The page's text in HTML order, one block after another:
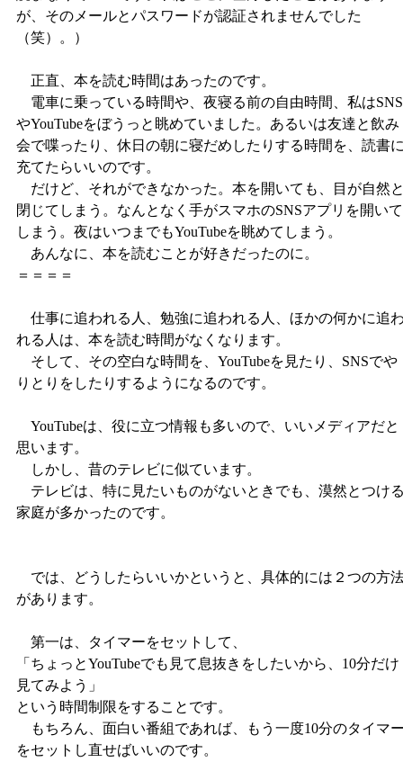
が、そのメールとパスワードが認証されませんでした
（笑）。）
正直、本を読む時間はあったのです。
電車に乗っている時間や、夜寝る前の自由時間、私はSNS
やYouTubeをぼうっと眺めていました。あるいは友達と飲み
会で喋ったり、休日の朝に寝だめしたりする時間を、読書
充てたらいいのです。
だけど、それができなかった。本を開いても、目が自然
閉じてしまう。なんとなく手がスマホのSNSアプリを開いて
しまう。夜はいつまでもYouTubeを眺めてしまう。
あんなに、本を読むことが好きだったのに。
＝＝＝＝
仕事に追われる人、勉強に追われる人、ほかの何かに追
れる人は、本を読む時間がなくなります。
そして、その空白な時間を、YouTubeを見たり、SNSでや
りとりをしたりするようになるのです。
YouTubeは、役に立つ情報も多いので、いいメディアだと
思います。
しかし、昔のテレビに似ています。
テレビは、特に見たいものがないときでも、漠然とつけ
家庭が多かったのです。
では、どうしたらいいかというと、具体的には２つの方
があります。
第一は、タイマーをセットして、
「ちょっとYouTubeでも見て息抜きをしたいから、10分だけ
見てみよう」
という時間制限をすることです。
もちろん、面白い番組であれば、もう一度10分のタイマ
をセットし直せばいいのです。